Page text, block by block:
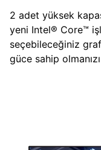
2 adet yüksek
yeni Intel® Core™
seçebileceğiniz
güce sahip